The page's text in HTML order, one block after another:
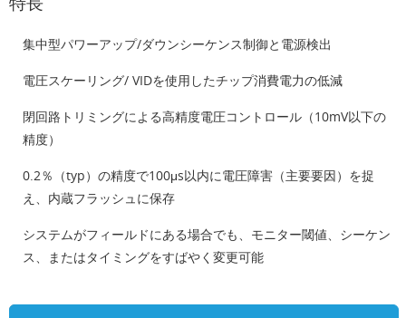
集中型パワーアップ/ダウンシーケンス制御と電源検出
電圧スケーリング/ VIDを使用したチップ消費電力の低減
閉回路トリミングによる高精度電圧コントロール（10mV以下の
精度）
0.2％（typ）の精度で100μs以内に電圧障害（主要要因）を捉
え、内蔵フラッシュに保存
システムがフィールドにある場合でも、モニター閾値、シーケン
ス、またはタイミングをすばやく変更可能